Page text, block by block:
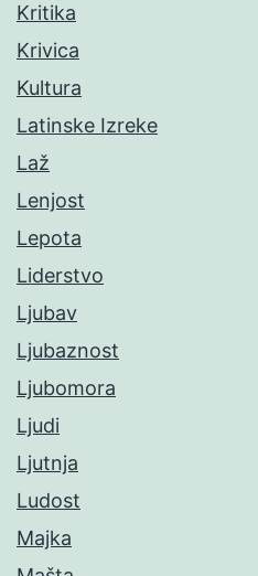
Kritika
Krivica
Kultura
Latinske Izreke
Laž
Lenjost
Lepota
Liderstvo
Ljubav
Ljubaznost
Ljubomora
Ljudi
Ljutnja
Ludost
Majka